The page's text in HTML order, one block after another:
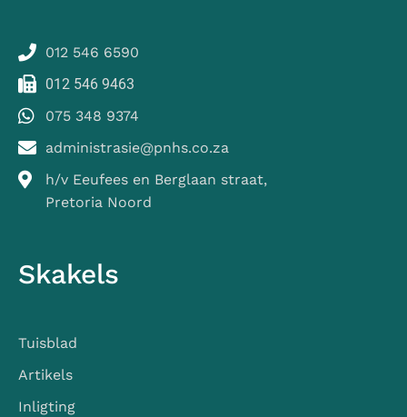
012 546 6590
012 546 9463
075 348 9374
administrasie@pnhs.co.za
h/v Eeufees en Berglaan straat,
Pretoria Noord
Skakels
Tuisblad
Artikels
Inligting